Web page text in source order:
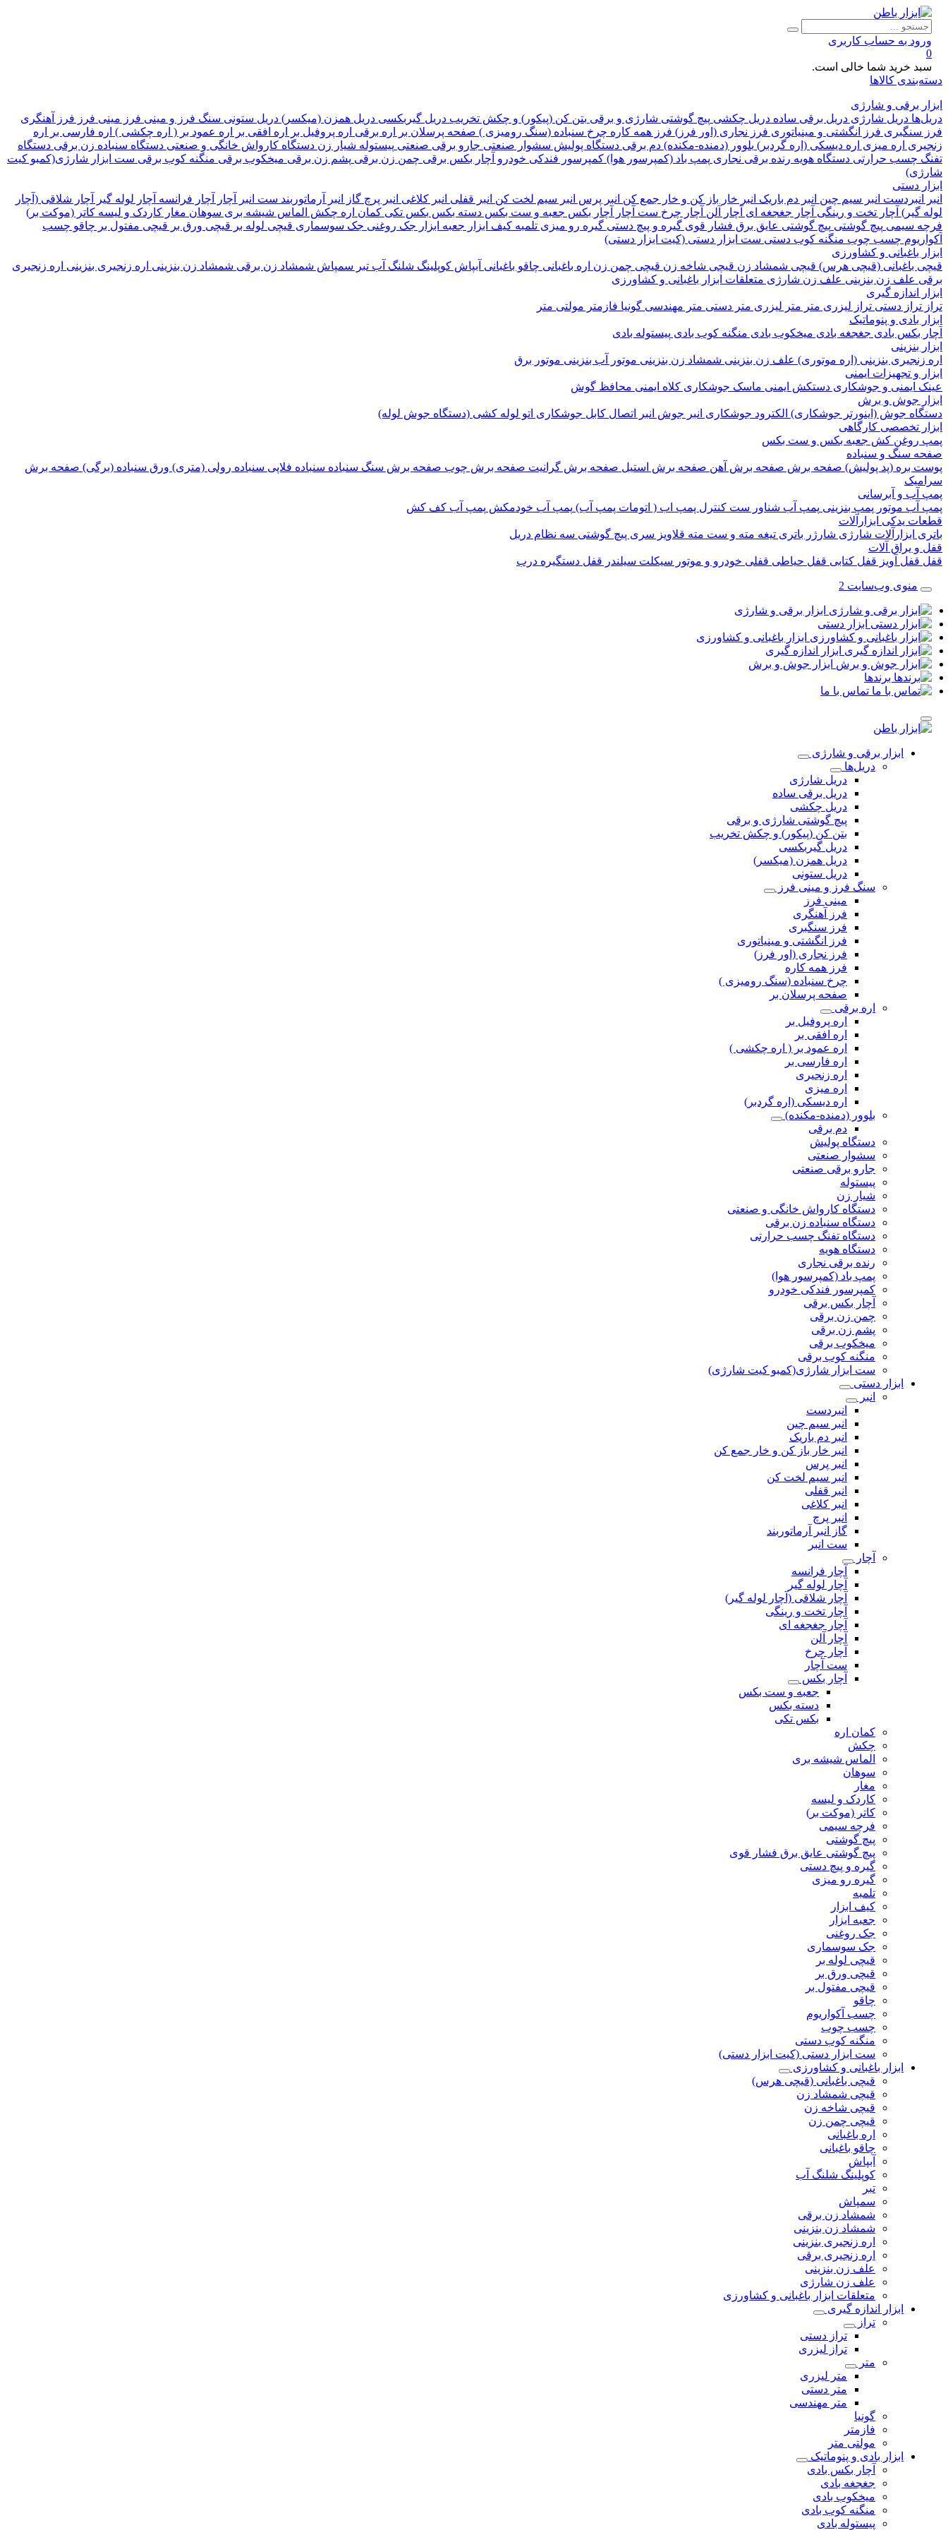
ورود به حساب کاربری
0
سبد خرید شما خالی است.
دسته‌بندی کالاها
ابزار برقی و شارژی
دریل‌ها دریل شارژی دریل برقی ساده دریل چکشی پیچ گوشتی شارژی و برقی بتن کن (پیکور) و چکش تخریب دریل گیربکسی دریل همزن (میکسر) دریل ستونی سنگ فرز و مینی فرز مینی فرز فرز آهنگری
فرز سنگبری فرز انگشتی و مینیاتوری فرز نجاری (اور فرز) فرز همه کاره چرخ سنباده (سنگ رومیزی ) صفحه پرسلان بر اره برقی اره پروفیل بر اره افقی بر اره عمود بر ( اره چکشی ) اره فارسی بر
اره
زنجیری اره میزی اره دیسکی (اره گردبر) بلوور (دمنده-مکنده) دم برقی دستگاه پولیش سشوار صنعتی جارو برقی صنعتی پیستوله شیار زن دستگاه کارواش خانگی و صنعتی دستگاه سنباده زن برقی دستگاه
تفنگ چسب حرارتی دستگاه هویه رنده برقی نجاری پمپ باد (کمپرسور هوا) کمپرسور فندکی خودرو آچار بکس برقی چمن زن برقی پشم زن برقی میخکوب برقی منگنه کوب برقی ست ابزار شارژی(کمبو کیت
شارژی)
ابزار دستی
انبر
انبردست انبر سیم چین انبر دم باریک انبر خار باز کن و خار جمع کن انبر پرس انبر سیم لخت کن انبر قفلی انبر کلاغی انبر پرچ گاز انبر آرماتوربند ست انبر آچار آچار فرانسه آچار لوله گیر
آچار شلاقی (آچار
لوله گیر) آچار تخت و رینگی آچار جغجغه ای آچار آلن آچار چرخ ست آچار آچار بکس جعبه و ست بکس دسته بکس بکس تکی کمان اره چکش الماس شیشه بری سوهان مغار کاردک و لیسه کاتر (موکت بر)
فرچه سیمی پیچ‌ گوشتی پیچ گوشتی عایق برق فشار قوی گیره و پیچ دستی گیره رو میزی تلمبه کیف ابزار جعبه ابزار جک روغنی جک سوسماری قیچی لوله بر قیچی ورق بر قیچی مفتول بر چاقو چسب
آکواریوم چسب چوب منگنه کوب دستی ست ابزار دستی (کیت ابزار دستی)
ابزار باغبانی و کشاورزی
قیچی باغبانی (قیچی هرس) قیچی شمشاد زن قیچی شاخه زن قیچی چمن زن اره باغبانی چاقو باغبانی آبپاش کوپلینگ شلنگ آب تبر سمپاش شمشاد زن برقی شمشاد زن بنزینی اره زنجیری بنزینی اره زنجیری
برقی علف زن بنزینی علف زن شارژی متعلقات ابزار باغبانی و کشاورزی
ابزار اندازه گیری
تراز تراز دستی تراز لیزری متر متر لیزری متر دستی متر مهندسی گونیا فازمتر مولتی متر
ابزار بادی و پنوماتیک
آچار بکس بادی جغجغه بادی میخکوب بادی منگنه کوب بادی پیستوله بادی
ابزار بنزینی
اره زنجیری بنزینی (اره موتوری) علف زن بنزینی شمشاد زن بنزینی موتور آب بنزینی موتور برق
ابزار و تجهیزات ایمنی
عینک ایمنی و جوشکاری دستکش ایمنی ماسک جوشکاری کلاه ایمنی محافظ گوش
ابزار جوش و برش
دستگاه جوش (اینورتر جوشکاری) الکترود جوشکاری انبر جوش انبر اتصال کابل جوشکاری اتو لوله کشی (دستگاه جوش لوله)
ابزار تخصصی کارگاهی
پمپ روغن کش جعبه بکس و ست بکس
صفحه سنگ و سنباده
پوست بره (پد پولیش) صفحه برش‌ صفحه برش‌ آهن صفحه برش‌ استیل صفحه برش‌ گرانیت صفحه برش چوب صفحه برش‌ سنگ سنباده سنباده فلاپی سنباده رولی (متری) ورق سنباده (برگی) صفحه برش‌
سرامیک
پمپ آب و آبرسانی
پمپ آب موتور پمپ بنزینی پمپ آب شناور ست کنترل پمپ اب ( اتومات پمپ آب) پمپ آب خودمکش پمپ آب کف کش
قطعات یدکی ابزارآلات
باتری ابزارآلات شارژی شارژر باتری تیغه مته و ست مته قلاویز سری پیچ گوشتی سه نظام دریل
قفل و یراق آلات
قفل قفل آویز قفل کتابی قفل حیاطی قفلی خودرو و موتور سیکلت سیلندر قفل دستگیره درب
منوی وب‌سایت 2
ابزار برقی و شارژی
ابزار دستی
ابزار باغبانی و کشاورزی
ابزار اندازه گیری
ابزار جوش و برش
برندها
تماس با ما
ابزار برقی و شارژی
دریل‌ها
دریل شارژی
دریل برقی ساده
دریل چکشی
پیچ گوشتی شارژی و برقی
بتن کن (پیکور) و چکش تخریب
دریل گیربکسی
دریل همزن (میکسر)
دریل ستونی
سنگ فرز و مینی فرز
مینی فرز
فرز آهنگری
فرز سنگبری
فرز انگشتی و مینیاتوری
فرز نجاری (اور فرز)
فرز همه کاره
چرخ سنباده (سنگ رومیزی )
صفحه پرسلان بر
اره برقی
اره پروفیل بر
اره افقی بر
اره عمود بر ( اره چکشی )
اره فارسی بر
اره زنجیری
اره میزی
اره دیسکی (اره گردبر)
بلوور (دمنده-مکنده)
دم برقی
دستگاه پولیش
سشوار صنعتی
جارو برقی صنعتی
پیستوله
شیار زن
دستگاه کارواش خانگی و صنعتی
دستگاه سنباده زن برقی
دستگاه تفنگ چسب حرارتی
دستگاه هویه
رنده برقی نجاری
پمپ باد (کمپرسور هوا)
کمپرسور فندکی خودرو
آچار بکس برقی
چمن زن برقی
پشم زن برقی
میخکوب برقی
منگنه کوب برقی
ست ابزار شارژی(کمبو کیت شارژی)
ابزار دستی
انبر
انبردست
انبر سیم چین
انبر دم باریک
انبر خار باز کن و خار جمع کن
انبر پرس
انبر سیم لخت کن
انبر قفلی
انبر کلاغی
انبر پرچ
گاز انبر آرماتوربند
ست انبر
آچار
آچار فرانسه
آچار لوله گیر
آچار شلاقی (آچار لوله گیر)
آچار تخت و رینگی
آچار جغجغه ای
آچار آلن
آچار چرخ
ست آچار
آچار بکس
جعبه و ست بکس
دسته بکس
بکس تکی
کمان اره
چکش
الماس شیشه بری
سوهان
مغار
کاردک و لیسه
کاتر (موکت بر)
فرچه سیمی
پیچ‌ گوشتی
پیچ گوشتی عایق برق فشار قوی
گیره و پیچ دستی
گیره رو میزی
تلمبه
کیف ابزار
جعبه ابزار
جک روغنی
جک سوسماری
قیچی لوله بر
قیچی ورق بر
قیچی مفتول بر
چاقو
چسب آکواریوم
چسب چوب
منگنه کوب دستی
ست ابزار دستی (کیت ابزار دستی)
ابزار باغبانی و کشاورزی
قیچی باغبانی (قیچی هرس)
قیچی شمشاد زن
قیچی شاخه زن
قیچی چمن زن
اره باغبانی
چاقو باغبانی
آبپاش
کوپلینگ شلنگ آب
تبر
سمپاش
شمشاد زن برقی
شمشاد زن بنزینی
اره زنجیری بنزینی
اره زنجیری برقی
علف زن بنزینی
علف زن شارژی
متعلقات ابزار باغبانی و کشاورزی
ابزار اندازه گیری
تراز
تراز دستی
تراز لیزری
متر
متر لیزری
متر دستی
متر مهندسی
گونیا
فازمتر
مولتی متر
ابزار بادی و پنوماتیک
آچار بکس بادی
جغجغه بادی
میخکوب بادی
منگنه کوب بادی
پیستوله بادی